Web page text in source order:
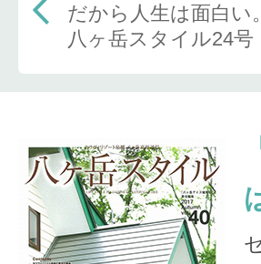
だから人生は面白い。
八ヶ岳スタイル24号